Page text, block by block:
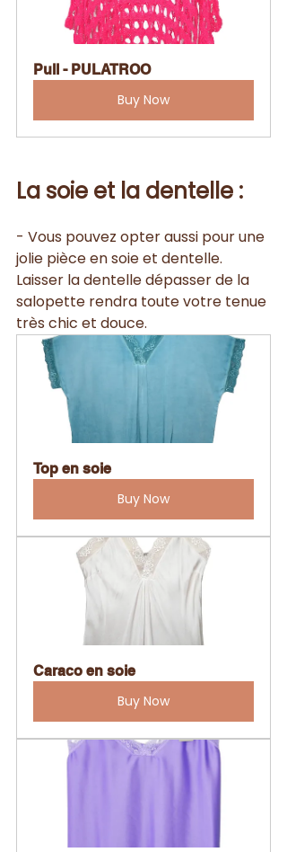
Pull - PULATROO
Buy Now
La soie et la dentelle :
- Vous pouvez opter aussi pour une
jolie pièce en soie et dentelle.
Laisser la dentelle dépasser de la
salopette rendra toute votre tenue
très chic et douce.
Top en soie
Buy Now
Caraco en soie
Buy Now